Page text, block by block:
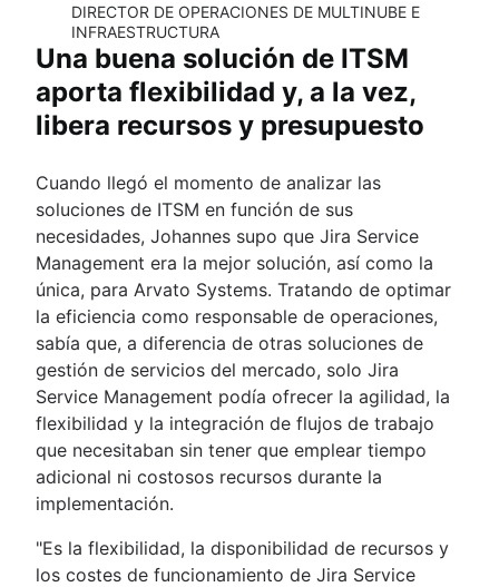
DIRECTOR DE OPERACIONES DE MULTINUBE E
INFRAESTRUCTURA
Una buena solución de ITSM
aporta flexibilidad y, a la vez,
libera recursos y presupuesto
Cuando llegó el momento de analizar las
soluciones de ITSM en función de sus
necesidades, Johannes supo que Jira Service
Management era la mejor solución, así como la
única, para Arvato Systems. Tratando de optimar
la eficiencia como responsable de operaciones,
sabía que, a diferencia de otras soluciones de
gestión de servicios del mercado, solo Jira
Service Management podía ofrecer la agilidad, la
flexibilidad y la integración de flujos de trabajo
que necesitaban sin tener que emplear tiempo
adicional ni costosos recursos durante la
implementación.
"Es la flexibilidad, la disponibilidad de recursos y
los costes de funcionamiento de Jira Service